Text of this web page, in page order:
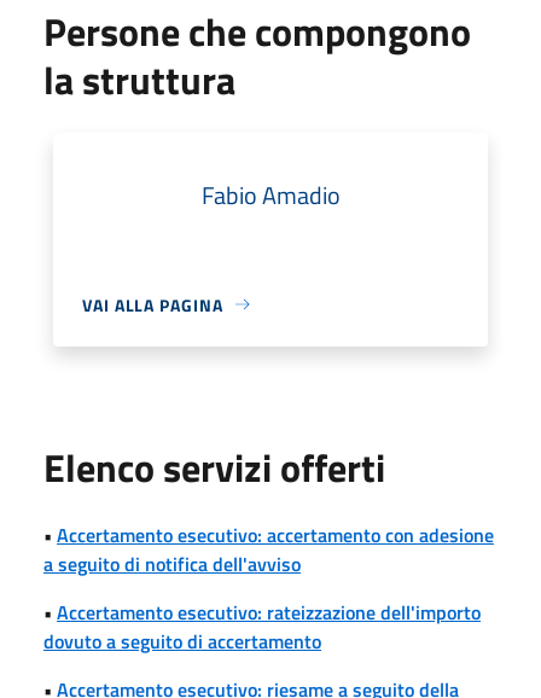
Persone che compongono
la struttura
Fabio Amadio
VAI ALLA PAGINA
Elenco servizi offerti
• Accertamento esecutivo: accertamento con adesione
a seguito di notifica dell'avviso
• Accertamento esecutivo: rateizzazione dell'importo
dovuto a seguito di accertamento
• Accertamento esecutivo: riesame a seguito della